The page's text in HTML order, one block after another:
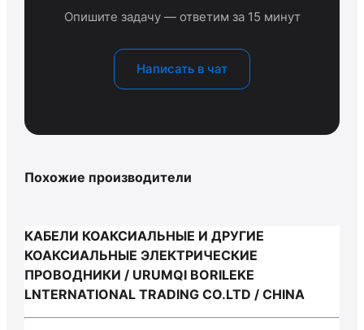
Опишите задачу — ответим за 15 минут
Написать в чат
Похожие производители
КАБЕЛИ КОАКСИАЛЬНЫЕ И ДРУГИЕ
КОАКСИАЛЬНЫЕ ЭЛЕКТРИЧЕСКИЕ
ПРОВОДНИКИ / URUMQI BORILEKE
LNTERNATIONAL TRADING CO.LTD / CHINA